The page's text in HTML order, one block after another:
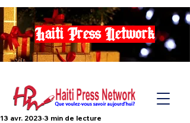
Haiti Press Network
13 avr. 2023 3 min de lecture